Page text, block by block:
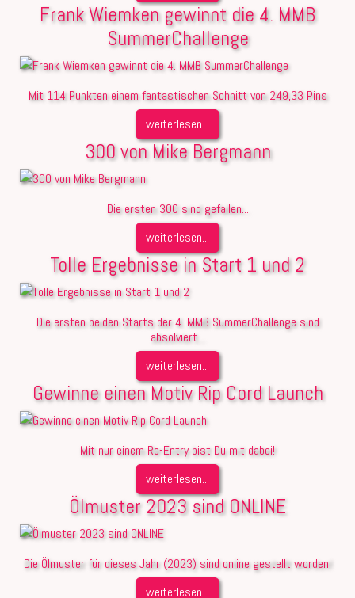
Frank Wiemken gewinnt die 4. MMB
SummerChallenge
Mit 114 Punkten einem fantastischen Schnitt von 249,33 Pins
weiterlesen...
300 von Mike Bergmann
Die ersten 300 sind gefallen...
weiterlesen...
Tolle Ergebnisse in Start 1 und 2
Die ersten beiden Starts der 4. MMB SummerChallenge sind
absolviert...
weiterlesen...
Gewinne einen Motiv Rip Cord Launch
Mit nur einem Re-Entry bist Du mit dabei!
weiterlesen...
Ölmuster 2023 sind ONLINE
Die Ölmuster für dieses Jahr (2023) sind online gestellt worden!
weiterlesen...